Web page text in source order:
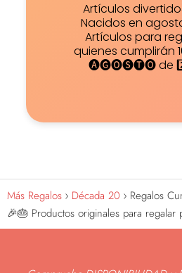
Artículos
Nacidos en
Artículos para
quienes cumplirán
🅐🅖🅞🅢🅣🅞 de
Más Regalos Década 20
Regalos
🎉🎂 Productos originales para regalar